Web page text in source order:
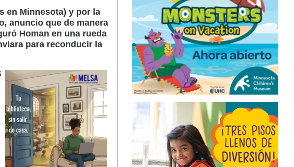
en Minnesota) y por la
anuncio que de manera
Homan en una rueda
para reconducir la
ÚLTIMAS NOTICIAS
MINNESOTA SE SUMA A DEMANDA
CONTRA NUEVOS ARANCELES
FEDERALESAugust 5, 2026